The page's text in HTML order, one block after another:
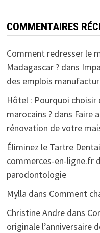
COMMENTAIRES
Comment redresser le
Madagascar ?dans
des emplois
Hôtel : Pourquoi
marocains ?dans Faire
rénovation de votre
Éliminez le Tartre
commerces-en-ligne.fr
parodontologie
Mylla dans Comment
Christine Andredans
originale l’anniversaire